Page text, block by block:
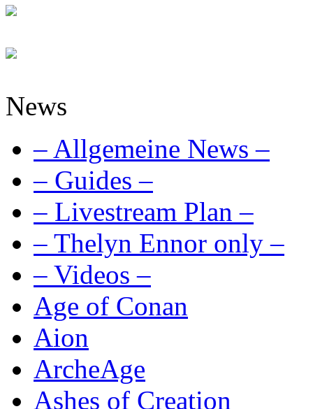
News
– Allgemeine News –
– Guides –
– Livestream Plan –
– Thelyn Ennor only –
– Videos –
Age of Conan
Aion
ArcheAge
Ashes of Creation